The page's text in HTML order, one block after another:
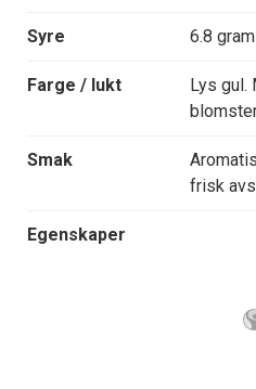
Syre 6.8
Farge / lukt
Lys gul.
Smak
frisk
Egenskaper